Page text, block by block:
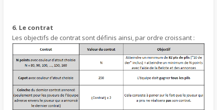
6. Le contrat
Les objectifs de contrat sont définis ainsi, par ordre croissant :